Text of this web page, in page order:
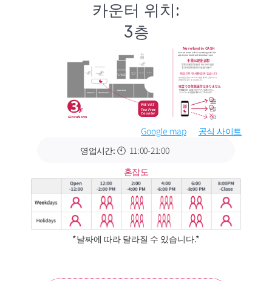
카운터 위치:
3층
Google map
공식 사이트
영업시간: 🕙  11:00-21:00
혼잡도
*날짜에 따라 달라질 수 있습니다.*